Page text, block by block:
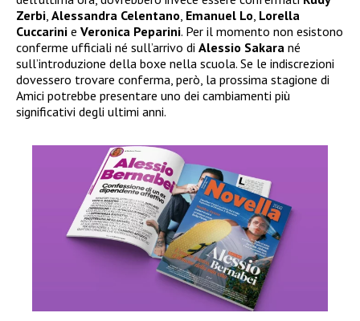
Zerbi Alessandra Celentano Emanuel Lo Lorella
Cuccarini e Veronica Peparini. Per il momento non esistono
conferme ufficiali né sull’arrivo di Alessio Sakara né
sull’introduzione della boxe nella scuola. Se le indiscrezioni
dovessero trovare conferma, però, la prossima stagione di
Amici potrebbe presentare uno dei cambiamenti più
significativi degli ultimi anni.